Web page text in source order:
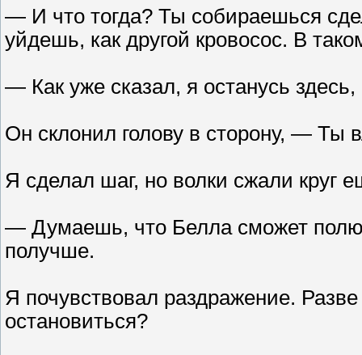
— И что тогда? Ты собираешься
уйдешь, как другой кровосос. В
— Как уже сказал, я останусь здесь,
Он склонил голову в сторону, — Ты
Я сделал шаг, но волки сжали круг
— Думаешь, что Белла сможет
получше.
Я почувствовал раздражение.
остановиться?